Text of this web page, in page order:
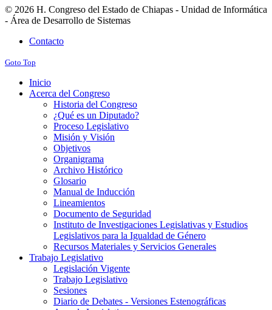
© 2026 H. Congreso del Estado de Chiapas - Unidad de Informática
- Área de Desarrollo de Sistemas
Contacto
Goto Top
Inicio
Acerca del Congreso
Historia del Congreso
¿Qué es un Diputado?
Proceso Legislativo
Misión y Visión
Objetivos
Organigrama
Archivo Histórico
Glosario
Manual de Inducción
Lineamientos
Documento de Seguridad
Instituto de Investigaciones Legislativas y Estudios
Legislativos para la Igualdad de Género
Recursos Materiales y Servicios Generales
Trabajo Legislativo
Legislación Vigente
Trabajo Legislativo
Sesiones
Diario de Debates - Versiones Estenográficas